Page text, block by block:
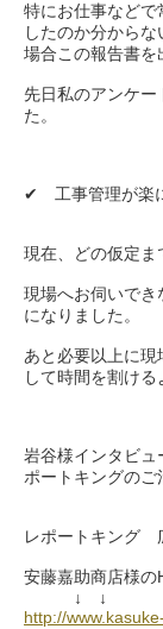
特にお仕事などで
したのか分から
場合この報告書を
先日私のアンケー
た。
✔︎ 工事管理が楽
現在、どの仮定ま
現場へお伺いでき
になりました。
あと必要以上に現
して時間を割ける
岩谷様インタビュ
ポートキングのご
レポートキング
安藤嘉助商店様の
↓ ↓
http://